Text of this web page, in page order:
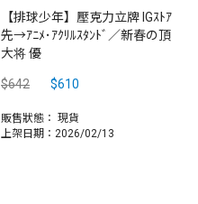
【排球少年】壓克力立牌 IGｽﾄｱ
先→ｱﾆﾒ･ｱｸﾘﾙｽﾀﾝﾄﾞ／新春の頂
大将 優
$642 $610
販售狀態： 現貨
上架日期：2026/02/13